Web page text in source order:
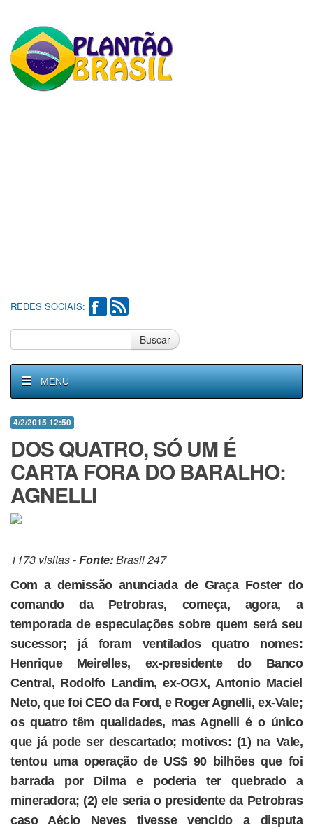
REDES SOCIAIS:
Buscar
MENU
4/2/2015 12:50
DOS QUATRO, SÓ UM É
CARTA FORA DO BARALHO:
AGNELLI
1173 visitas -Fonte:Brasil 247
Com a demissão anunciada de Graça Foster do
comando da Petrobras, começa, agora, a
temporada de especulações sobre quem será seu
sucessor; já foram ventilados quatro nomes:
Henrique Meirelles, ex-presidente do Banco
Central, Rodolfo Landim, ex-OGX, Antonio Maciel
Neto, que foi CEO da Ford, e Roger Agnelli, ex-Vale;
os quatro têm qualidades, mas Agnelli é o único
que já pode ser descartado; motivos: (1) na Vale,
tentou uma operação de US$ 90 bilhões que foi
barrada por Dilma e poderia ter quebrado a
mineradora; (2) ele seria o presidente da Petrobras
caso Aécio Neves tivesse vencido a disputa